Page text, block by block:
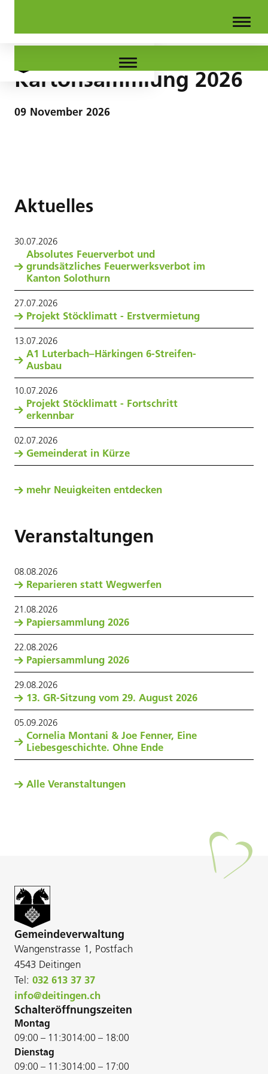
Kartonsammlung 2026
09 November 2026
Aktuelles
30.07.2026
Absolutes Feuerverbot und
grundsätzliches Feuerwerksverbot im
Kanton Solothurn
27.07.2026
Projekt Stöcklimatt - Erstvermietung
13.07.2026
A1 Luterbach–Härkingen 6-Streifen-
Ausbau
10.07.2026
Projekt Stöcklimatt - Fortschritt
erkennbar
02.07.2026
Gemeinderat in Kürze
mehr Neuigkeiten entdecken
Veranstaltungen
08.08.2026
Reparieren statt Wegwerfen
21.08.2026
Papiersammlung 2026
22.08.2026
Papiersammlung 2026
29.08.2026
13. GR-Sitzung vom 29. August 2026
05.09.2026
Cornelia Montani & Joe Fenner, Eine
Liebesgeschichte. Ohne Ende
Alle Veranstaltungen
Gemeindeverwaltung
Wangenstrasse 1, Postfach
4543 Deitingen
Tel: 032 613 37 37
info@deitingen.ch
Schalteröffnungszeiten
Montag
09:00 – 11:3014:00 – 18:00
Dienstag
09:00 – 11:3014:00 – 17:00